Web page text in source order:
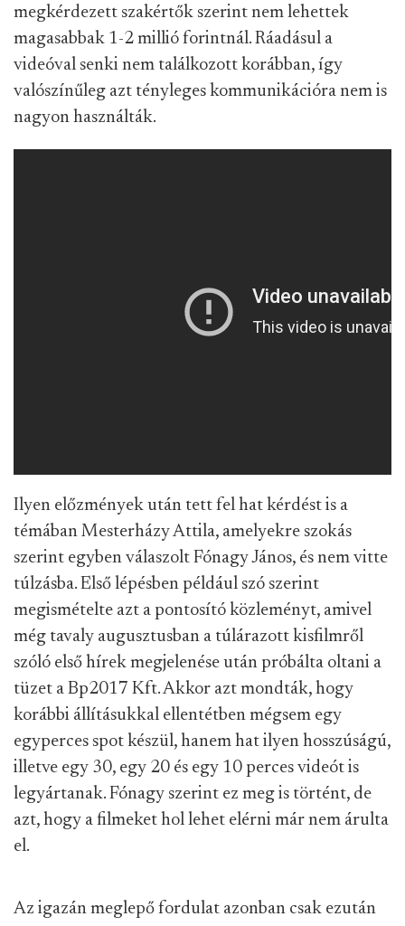
megkérdezett szakértők szerint nem lehettek
magasabbak 1-2 millió forintnál. Ráadásul a
videóval senki nem találkozott korábban, így
valószínűleg azt tényleges kommunikációra nem is
nagyon használták.
Ilyen előzmények után tett fel hat kérdést is a
témában Mesterházy Attila, amelyekre szokás
szerint egyben válaszolt Fónagy János, és nem vitte
túlzásba. Első lépésben például szó szerint
megismételte azt a pontosító közleményt, amivel
még tavaly augusztusban a túlárazott kisfilmről
szóló első hírek megjelenése után próbálta oltani a
tüzet a Bp2017 Kft. Akkor azt mondták, hogy
korábbi állításukkal ellentétben mégsem egy
egyperces spot készül, hanem hat ilyen hosszúságú,
illetve egy 30, egy 20 és egy 10 perces videót is
legyártanak. Fónagy szerint ez meg is történt, de
azt, hogy a filmeket hol lehet elérni már nem árulta
el.
Az igazán meglepő fordulat azonban csak ezután